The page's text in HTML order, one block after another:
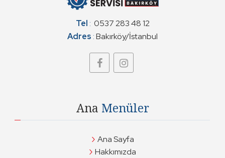
Tel : 0537 283 48 12
Adres :Bakırköy/İstanbul
Ana Menüler
Ana Sayfa
Hakkımızda